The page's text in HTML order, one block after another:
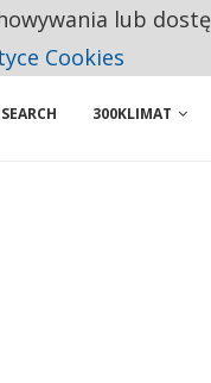
300KLIMAT
lub
Cookies